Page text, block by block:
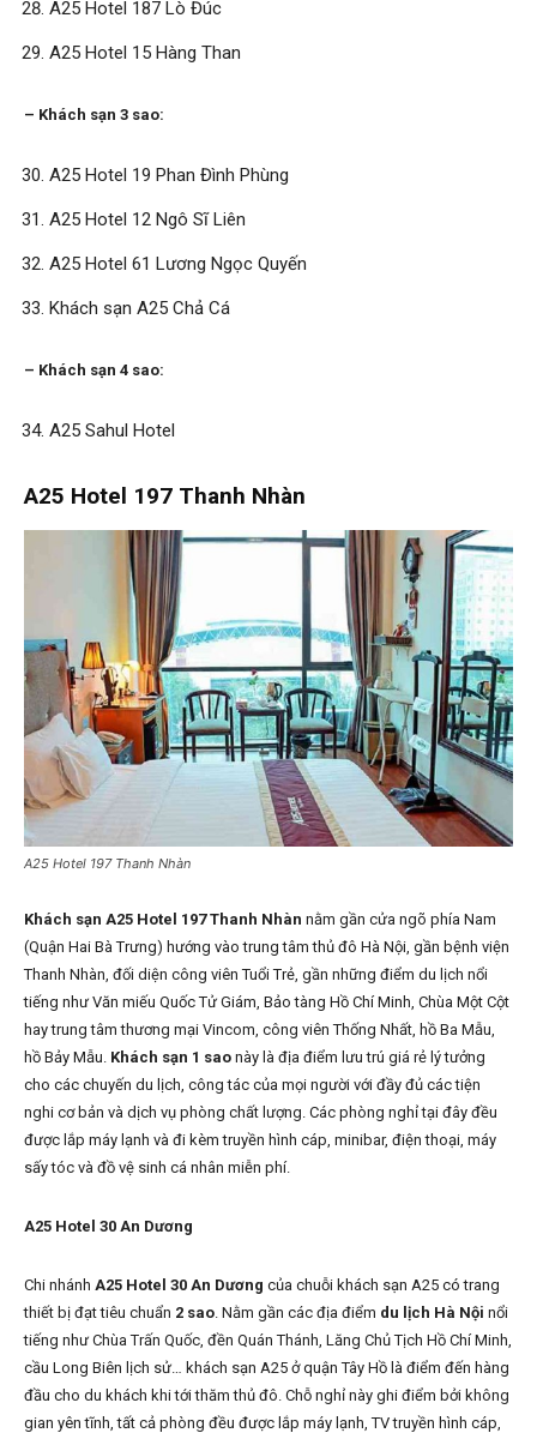
A25 Hotel 187 Lò Đúc
A25 Hotel 15 Hàng Than
– Khách sạn 3 sao:
A25 Hotel 19 Phan Đình Phùng
A25 Hotel 12 Ngô Sĩ Liên
A25 Hotel 61 Lương Ngọc Quyến
Khách sạn A25 Chả Cá
– Khách sạn 4 sao:
A25 Sahul Hotel
A25 Hotel 197 Thanh Nhàn
A25 Hotel 197 Thanh Nhàn
Khách sạn A25 Hotel 197 Thanh Nhàn nằm gần cửa ngõ phía Nam
(Quận Hai Bà Trưng) hướng vào trung tâm thủ đô Hà Nội, gần bệnh viện
Thanh Nhàn, đối diện công viên Tuổi Trẻ, gần những điểm du lịch nổi
tiếng như Văn miếu Quốc Tử Giám, Bảo tàng Hồ Chí Minh, Chùa Một Cột
hay trung tâm thương mại Vincom, công viên Thống Nhất, hồ Ba Mẫu,
hồ Bảy Mẫu. Khách sạn 1 sao này là địa điểm lưu trú giá rẻ lý tưởng
cho các chuyến du lịch, công tác của mọi người với đầy đủ các tiện
nghi cơ bản và dịch vụ phòng chất lượng. Các phòng nghỉ tại đây đều
được lắp máy lạnh và đi kèm truyền hình cáp, minibar, điện thoại, máy
sấy tóc và đồ vệ sinh cá nhân miễn phí.
A25 Hotel 30 An Dương
Chi nhánh A25 Hotel 30 An Dương của chuỗi khách sạn A25 có trang
thiết bị đạt tiêu chuẩn 2 sao . Nằm gần các địa điểm du lịch Hà Nội nổi
tiếng như Chùa Trấn Quốc, đền Quán Thánh, Lăng Chủ Tịch Hồ Chí Minh,
cầu Long Biên lịch sử… khách sạn A25 ở quận Tây Hồ là điểm đến hàng
đầu cho du khách khi tới thăm thủ đô. Chỗ nghỉ này ghi điểm bởi không
gian yên tĩnh, tất cả phòng đều được lắp máy lạnh, TV truyền hình cáp,